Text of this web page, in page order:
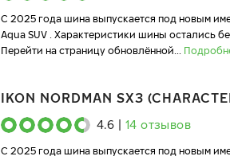
C 2025 года шина выпускается под новым
Aqua SUV . Характеристики шины остались
Перейти на страницу обновлённой...
IKON NORDMAN SX3
4.6 14 отзывов
C 2025 года шина выпускается под новым